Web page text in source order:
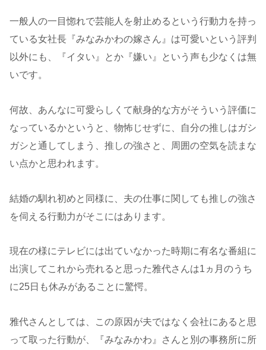
一般人の一目惚れで芸能人を射止めるという行動力を持っ
ている女社長『みなみかわの嫁さん』は可愛いという評判
以外にも、『イタい』とか『嫌い』という声も少なくは無
いです。
何故、あんなに可愛らしくて献身的な方がそういう評価に
なっているかというと、物怖じせずに、自分の推しはガシ
ガシと通してしまう、推しの強さと、周囲の空気を読まな
い点かと思われます。
結婚の馴れ初めと同様に、夫の仕事に関しても推しの強さ
を伺える行動力がそこにはあります。
現在の様にテレビには出ていなかった時期に有名な番組に
出演してこれから売れると思った雅代さんは1ヵ月のうち
に25日も休みがあることに驚愕。
雅代さんとしては、この原因が夫ではなく会社にあると思
って取った行動が、『みなみかわ』さんと別の事務所に所